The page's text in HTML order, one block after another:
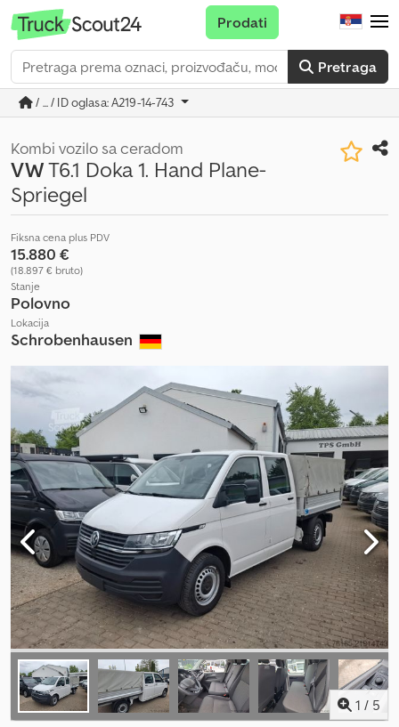
Pretraga
Prodati
/ ... / ID oglasa: A219-14-743
Kombi vozilo sa ceradom
VWT6.1 Doka 1. Hand Plane-
Spriegel
Fiksna cena plus PDV
15.880 €
(18.897 € bruto)
Stanje
Polovno
Lokacija
Schrobenhausen
1 / 5